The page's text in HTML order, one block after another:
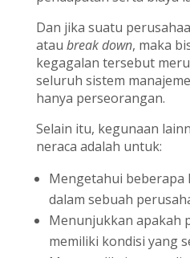
Dan jika suatu
atau break down, maka
kegagalan tersebut
seluruh sistem
hanya perseorangan.
Selain itu, kegunaan
neraca adalah untuk:
Mengetahui beberapa
dalam sebuah
Menunjukkan apakah
memiliki kondisi yang